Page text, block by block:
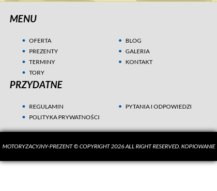
MENU
OFERTA
PREZENTY
TERMINY
TORY
BLOG
GALERIA
KONTAKT
PRZYDATNE
REGULAMIN
POLITYKA PRYWATNOŚCI
PYTANIA I ODPOWIEDZI
MOTORYZACYJNY-PREZENT © COPYRIGHT 2026 ALL RIGHT RESERVED. KOPIOWANIE